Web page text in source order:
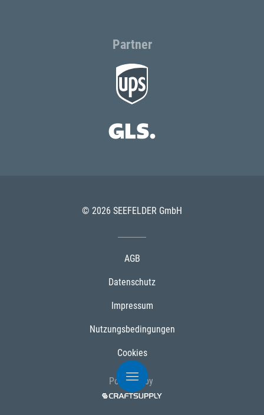
Partner
© 2026 SEEFELDER GmbH
AGB
Datenschutz
Impressum
Nutzungsbedingungen
Cookies
Powered by